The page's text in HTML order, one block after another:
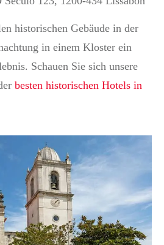
historischen Gebäude in der
in einem Kloster ein
Schauen Sie sich unsere
besten historischen Hotels in